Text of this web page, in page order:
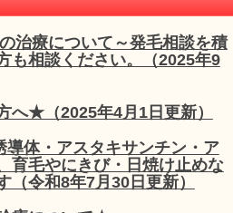
治療について～発毛相談を積
も相談ください。（2025年9
★（2025年4月1日更新）
体・アスタキサンチン・ア
育毛やにきび・日焼け止めな
令和8年7月30日更新）